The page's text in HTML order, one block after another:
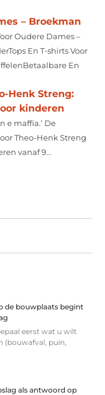
– Broekman
Oudere Dames –
En T-shirts Voor
En
Henk Streng:
kinderen
e maffia.’ De
Theo-Henk Streng
vanaf 9...
de bouwplaats begint
eerst wat u wilt
(bouwafval, puin,
als antwoord op